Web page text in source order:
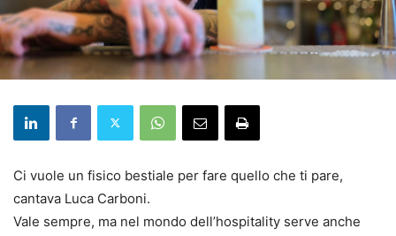
Ci vuole un fisico bestiale per fare quello che ti pare,
cantava Luca Carboni.
Vale sempre, ma nel mondo dell’hospitality serve anche